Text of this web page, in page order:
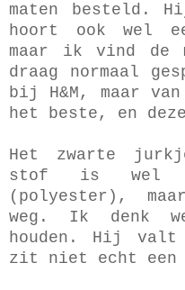
maten besteld.
hoort ook wel
maar ik vind de
draag normaal
bij H&M, maar
het beste, en
Het zwarte
stof is wel
(polyester),
weg. Ik denk
houden. Hij
zit niet echt